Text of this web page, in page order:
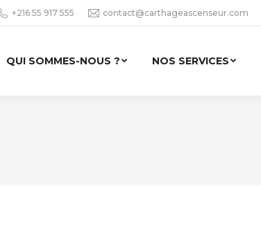
+216 55 917 555 contact@carthageascenseur.com
QUI SOMMES-NOUS ? NOS SERVICES